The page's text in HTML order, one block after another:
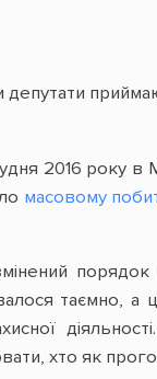
2016 року в
масовому
таємно,
хто як